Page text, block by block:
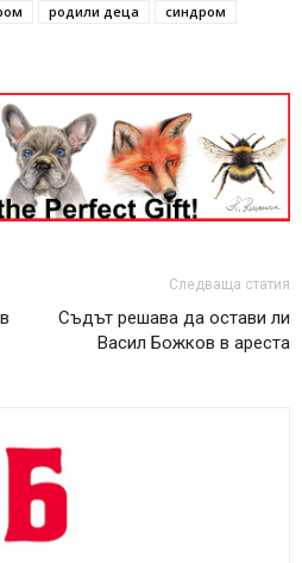
родили деца
синдром
Следваща статия
Съдът решава да остави ли
Васил Божков в ареста